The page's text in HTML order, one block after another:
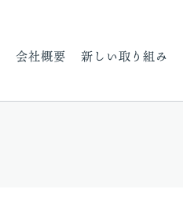
会社概要 新しい取り組み